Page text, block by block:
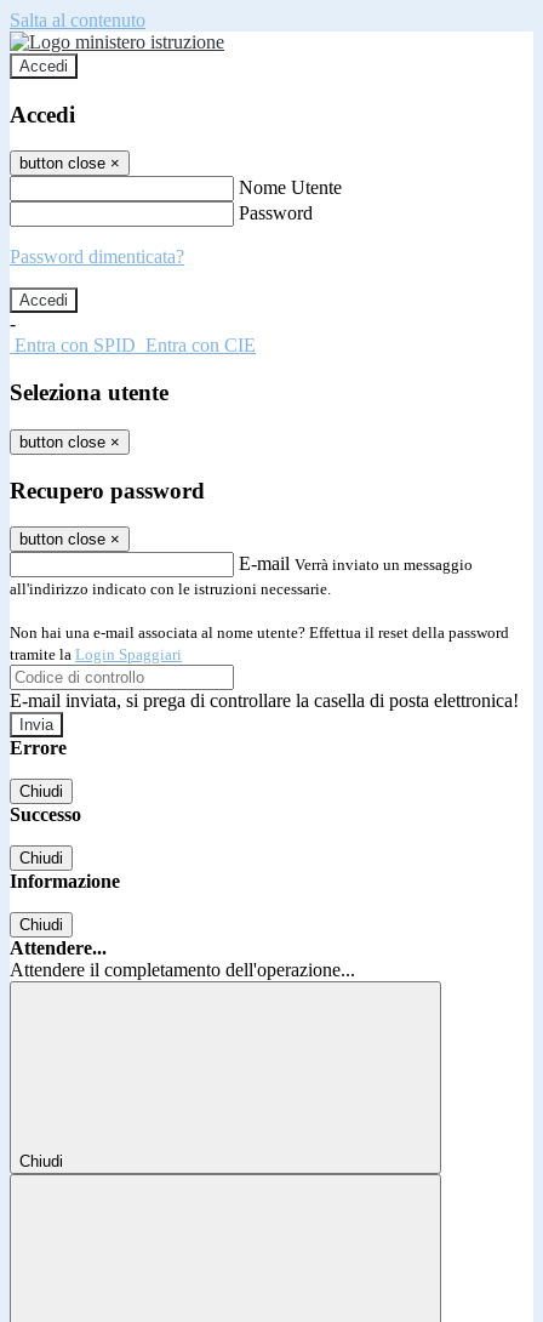
Salta al contenuto
Accedi
Accedi
button close ×
Nome Utente
Password
Password dimenticata?
-
Entra con SPID Entra con CIE
Seleziona utente
button close ×
Recupero password
button close ×
E-mail Verrà inviato un messaggio
all'indirizzo indicato con le istruzioni necessarie.
Non hai una e-mail associata al nome utente? Effettua il reset della password
tramite la Login Spaggiari
E-mail inviata, si prega di controllare la casella di posta elettronica!
Errore
Chiudi
Successo
Chiudi
Informazione
Chiudi
Attendere...
Attendere il completamento dell'operazione...
Chiudi